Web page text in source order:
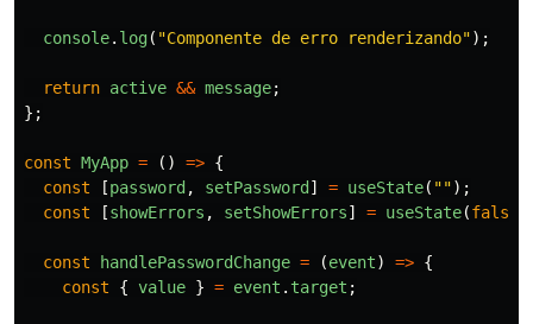
console. log( "Componente de erro renderizando");
return active && message;
};
const MyApp = () => {
const
[password , setPassword ] = useState( "");
const
[showErrors , setShowErrors] = useState(false
const handlePasswordChange = (event) => {
const
{ value } = event . target ;